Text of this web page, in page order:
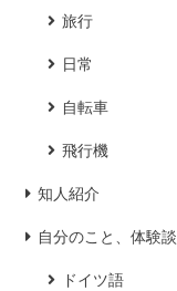
旅行
日常
自転車
飛行機
知人紹介
自分のこと、体験談
ドイツ語